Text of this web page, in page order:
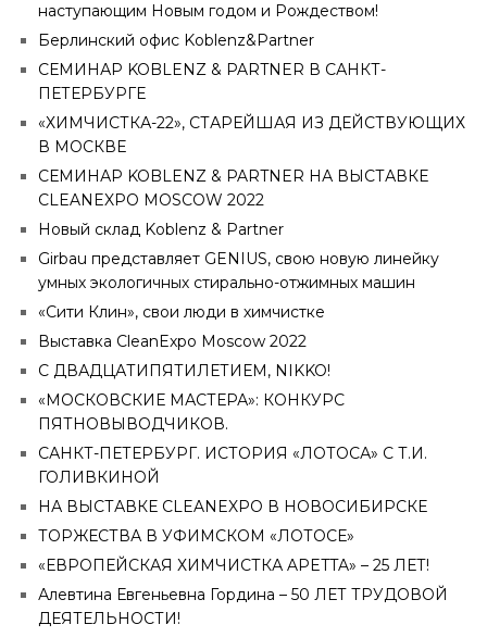
наступающим Новым годом и Рождеством!
Берлинский офис Koblenz&Partner
СЕМИНАР KOBLENZ & PARTNER В САНКТ-
ПЕТЕРБУРГЕ
«ХИМЧИСТКА-22», СТАРЕЙШАЯ ИЗ ДЕЙСТВУЮЩИХ
В МОСКВЕ
СЕМИНАР KOBLENZ & PARTNER НА ВЫСТАВКЕ
CLEANEXPO MOSCOW 2022
Новый склад Koblenz & Partner
Girbau представляет GENIUS, свою новую линейку
умных экологичных стирально-отжимных машин
«Сити Клин», свои люди в химчистке
Выставка CleanExpo Moscow 2022
С ДВАДЦАТИПЯТИЛЕТИЕМ, NIKKO!
«МОСКОВСКИЕ МАСТЕРА»: КОНКУРС
ПЯТНОВЫВОДЧИКОВ.
САНКТ-ПЕТЕРБУРГ. ИСТОРИЯ «ЛОТОСА» С Т.И.
ГОЛИВКИНОЙ
НА ВЫСТАВКЕ CLEANEXPO В НОВОСИБИРСКЕ
ТОРЖЕСТВА В УФИМСКОМ «ЛОТОСЕ»
«ЕВРОПЕЙСКАЯ ХИМЧИСТКА APETTA» – 25 ЛЕТ!
Алевтина Евгеньевна Гордина – 50 ЛЕТ ТРУДОВОЙ
ДЕЯТЕЛЬНОСТИ!